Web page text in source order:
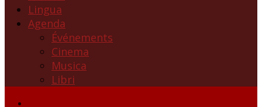
Lingua
Agenda
Événements
Cinema
Musica
Libri